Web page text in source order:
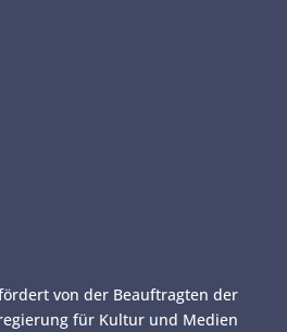
von der Beauftragten der
für Kultur und Medien